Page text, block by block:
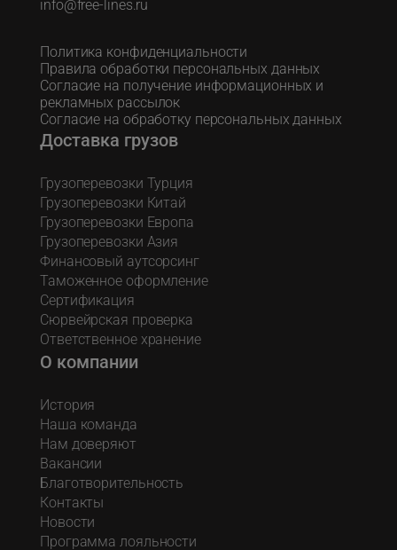
info@free-lines.ru
Политика конфиденциальности
Правила обработки персональных данных
Согласие на получение информационных и
рекламных рассылок
Согласие на обработку персональных данных
Доставка грузов
Грузоперевозки Турция
Грузоперевозки Китай
Грузоперевозки Европа
Грузоперевозки Азия
Финансовый аутсорсинг
Таможенное оформление
Сертификация
Сюрвейрская проверка
Ответственное хранение
О компании
История
Наша команда
Нам доверяют
Вакансии
Благотворительность
Контакты
Новости
Программа лояльности